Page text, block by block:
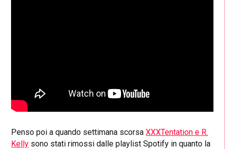
Penso poi a quando settimana scorsaXXXTentation e R.
Kelly sono statirimossi dalle playlist Spotify in quanto la